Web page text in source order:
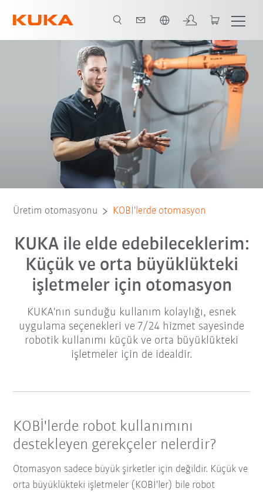
örnekleri Avantajlar E-kağıt Örnek hücre
Üretim otomasyonu KOBİ'lerde otomasyon
KUKA ile elde edebileceklerim:
Küçük ve orta büyüklükteki
işletmeler için otomasyon
KUKA'nın sunduğu kullanım kolaylığı, esnek
uygulama seçenekleri ve 7/24 hizmet sayesinde
robotik kullanımı küçük ve orta büyüklükteki
işletmeler için de idealdir.
KOBİ'lerde robot kullanımını
destekleyen gerekçeler nelerdir?
Otomasyon sadece büyük şirketler için değildir. Küçük ve
orta büyüklükteki işletmeler (KOBİ'ler) bile robot